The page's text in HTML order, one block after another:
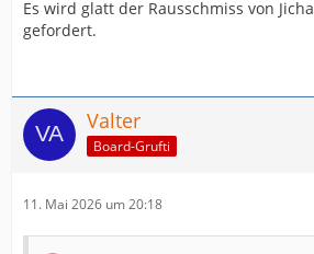
Es wird glatt der Rausschmiss von
gefordert.
Valter
Board-Grufti
11. Mai 2026 um 20:18